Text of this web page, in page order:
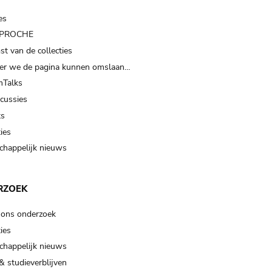
van de collecties
we de pagina kunnen omslaan…
nieuws
onderzoek
nieuws
studieverblijven